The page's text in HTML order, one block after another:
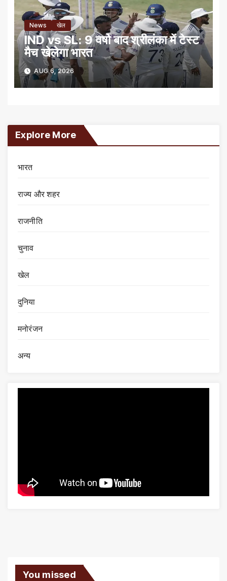
News खेल
IND vs SL: 9 वर्षो बाद श्रीलंका में टेस्‍ट
मैच खेलेगा भारत
AUG 6, 2026
Explore More
भारत
राज्य और शहर
राजनीति
चुनाव
खेल
दुनिया
मनोरंजन
अन्य
You missed